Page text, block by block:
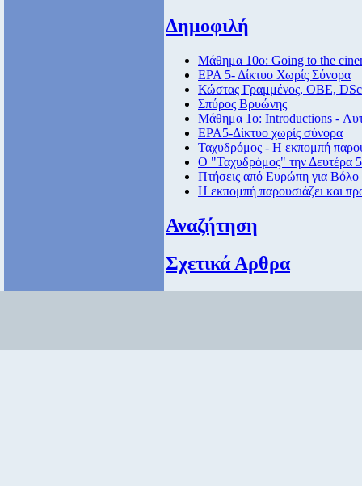
Δημοφιλή
Μάθημα 10ο: Going to the
ΕΡΑ 5- Δίκτυο Χωρίς Σύνορα
Κώστας Γραμμένος, ΟΒΕ, DSc
Σπύρος Βρυώνης
Μάθημα 1ο: Introductions -
ΕΡΑ5-Δίκτυο χωρίς σύνορα
Ταχυδρόμος - Η εκπομπή
Ο "Ταχυδρόμος" την Δευτέρα
Πτήσεις από Eυρώπη για
Η εκπομπή παρουσιάζει και
Αναζήτηση
Σχετικά Αρθρα